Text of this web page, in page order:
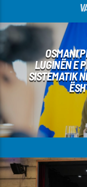
OSMANI
LUGINËN E
SISTEMATIK